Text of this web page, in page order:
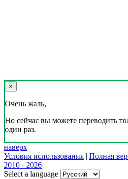
×
Очень жаль,
Но сейчас вы можете переводить
один раз.
наверх
Условия использования | Полная
2010 - 2026
Select a language